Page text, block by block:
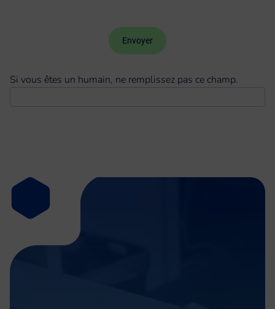
Envoyer
Si vous êtes un humain, ne remplissez pas ce champ.